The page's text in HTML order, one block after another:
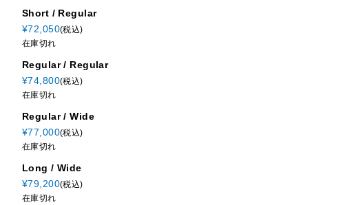
Short / Regular
¥72,050 税込
在庫切れ
Regular / Regular
¥74,800 税込
在庫切れ
Regular / Wide
¥77,000 税込
在庫切れ
Long / Wide
¥79,200 税込
在庫切れ